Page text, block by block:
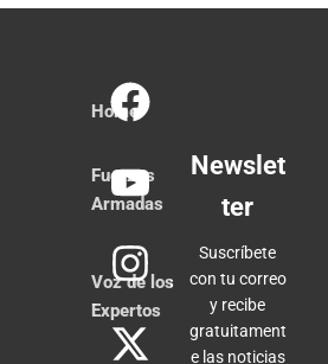
Home
Fuerzas
Armadas
Voz de los
Expertos
Newslet
ter
Suscríbete
con tu correo
y recibe
gratuitament
e las noticias